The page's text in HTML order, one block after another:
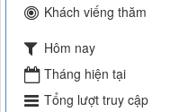
Khách viếng thăm
Hôm nay
Tháng hiện tại
Tổng lượt truy cập